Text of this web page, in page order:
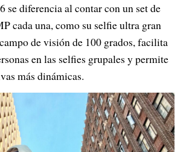
se diferencia al contar con un set de
cada una, como su selfie ultra gran
de visión de 100 grados, facilita
en las selfies grupales y permite
más dinámicas.